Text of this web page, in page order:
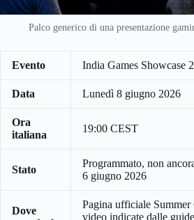
Palco generico di una presentazione
Evento India Games Showcase
Data Lunedì 8 giugno 2026
Ora
italiana
19:00 CEST
Stato
Programmato, non
6 giugno 2026
Dove
Pagina ufficiale Summer
video indicate dalle